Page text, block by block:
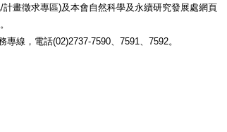
畫徵求專區)及本會自然科學及永續研究發展處網頁
線，電話(02)2737-7590、7591、7592。